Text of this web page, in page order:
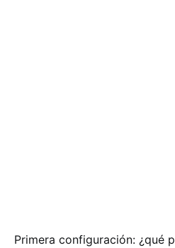
Primera configuración: ¿qué